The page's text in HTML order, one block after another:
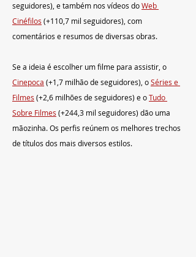
seguidores), e também nos vídeos do Web
Cinéfilos (+110,7 mil seguidores), com
comentários e resumos de diversas obras.
Se a ideia é escolher um filme para assistir, o
Cinepoca (+1,7 milhão de seguidores), o Séries e
Filmes (+2,6 milhões de seguidores) e o Tudo
Sobre Filmes (+244,3 mil seguidores) dão uma
mãozinha. Os perfis reúnem os melhores trechos
de títulos dos mais diversos estilos.